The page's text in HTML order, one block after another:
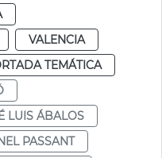
VALENCIA
TEMÁTICA
LUIS ÁBALOS
PASSANT